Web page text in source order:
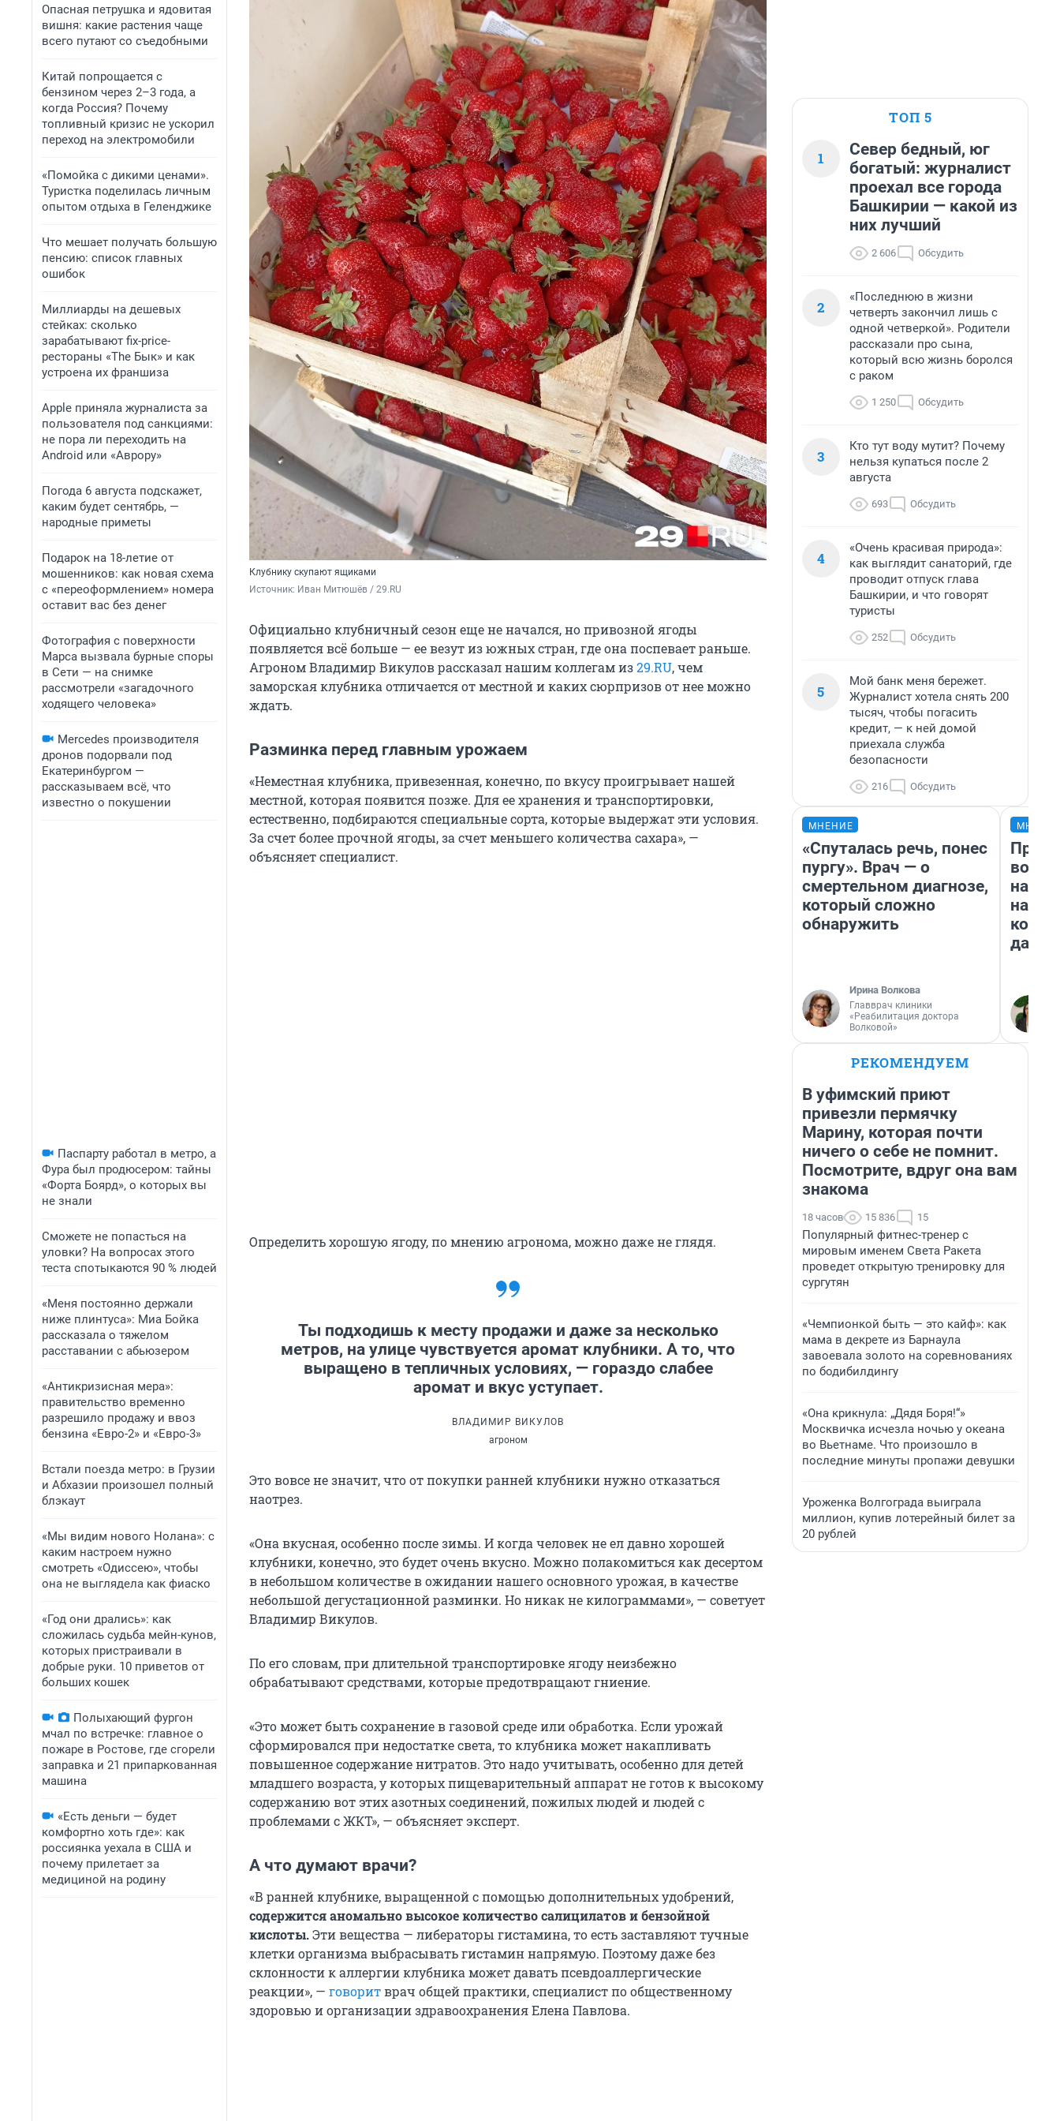
Опасная петрушка и ядовитая
вишня: какие растения чаще
всего путают со съедобными
Китай попрощается с
бензином через 2–3 года, а
когда Россия? Почему
топливный кризис не ускорил
переход на электромобили
«Помойка с дикими ценами».
Туристка поделилась личным
опытом отдыха в Геленджике
Что мешает получать большую
пенсию: список главных
ошибок
Миллиарды на дешевых
стейках: сколько
зарабатывают fix-price-
рестораны «The Бык» и как
устроена их франшиза
Apple приняла журналиста за
пользователя под санкциями:
не пора ли переходить на
Android или «Аврору»
Погода 6 августа подскажет,
каким будет сентябрь, —
народные приметы
Подарок на 18-летие от
мошенников: как новая схема
с «переоформлением» номера
оставит вас без денег
Фотография с поверхности
Марса вызвала бурные споры
в Сети — на снимке
рассмотрели «загадочного
ходящего человека»
Mercedes производителя
дронов подорвали под
Екатеринбургом —
рассказываем всё, что
известно о покушении
Паспарту работал в метро, а
Фура был продюсером: тайны
«Форта Боярд», о которых вы
не знали
Сможете не попасться на
уловки? На вопросах этого
теста спотыкаются 90 % людей
«Меня постоянно держали
ниже плинтуса»: Миа Бойка
рассказала о тяжелом
расставании с абьюзером
«Антикризисная мера»:
правительство временно
разрешило продажу и ввоз
бензина «Евро-2» и «Евро-3»
Встали поезда метро: в Грузии
и Абхазии произошел полный
блэкаут
«Мы видим нового Нолана»: с
каким настроем нужно
смотреть «Одиссею», чтобы
она не выглядела как фиаско
«Год они дрались»: как
сложилась судьба мейн-кунов,
которых пристраивали в
добрые руки. 10 приветов от
больших кошек
Полыхающий фургон
мчал по встречке: главное о
пожаре в Ростове, где сгорели
заправка и 21 припаркованная
машина
«Есть деньги — будет
комфортно хоть где»: как
россиянка уехала в США и
почему прилетает за
медициной на родину
Клубнику скупают ящиками
Источник: Иван Митюшёв / 29.RU
Официально клубничный сезон еще не начался, но привозной ягоды
появляется всё больше — ее везут из южных стран, где она поспевает раньше.
Агроном Владимир Викулов рассказал нашим коллегам из29.RU, чем
заморская клубника отличается от местной и каких сюрпризов от нее можно
ждать.
Разминка перед главным урожаем
«Неместная клубника, привезенная, конечно, по вкусу проигрывает нашей
местной, которая появится позже. Для ее хранения и транспортировки,
естественно, подбираются специальные сорта, которые выдержат эти условия.
За счет более прочной ягоды, за счет меньшего количества сахара», —
объясняет специалист.
Определить хорошую ягоду, по мнению агронома, можно даже не глядя.
Ты подходишь к месту продажи и даже за несколько
метров, на улице чувствуется аромат клубники. А то, что
выращено в тепличных условиях, — гораздо слабее
аромат и вкус уступает.
ВЛАДИМИР ВИКУЛОВ
агроном
Это вовсе не значит, что от покупки ранней клубники нужно отказаться
наотрез.
«Она вкусная, особенно после зимы. И когда человек не ел давно хорошей
клубники, конечно, это будет очень вкусно. Можно полакомиться как десертом
в небольшом количестве в ожидании нашего основного урожая, в качестве
небольшой дегустационной разминки. Но никак не килограммами», — советует
Владимир Викулов.
По его словам, при длительной транспортировке ягоду неизбежно
обрабатывают средствами, которые предотвращают гниение.
«Это может быть сохранение в газовой среде или обработка. Если урожай
сформировался при недостатке света, то клубника может накапливать
повышенное содержание нитратов. Это надо учитывать, особенно для детей
младшего возраста, у которых пищеварительный аппарат не готов к высокому
содержанию вот этих азотных соединений, пожилых людей и людей с
проблемами с ЖКТ», — объясняет эксперт.
А что думают врачи?
«В ранней клубнике, выращенной с помощью дополнительных удобрений,
содержится аномально высокое количество салицилатов и бензойной
кислоты.Эти вещества — либераторы гистамина, то есть заставляют тучные
клетки организма выбрасывать гистамин напрямую. Поэтому даже без
склонности к аллергии клубника может давать псевдоаллергические
реакции», — говоритврач общей практики, специалист по общественному
здоровью и организации здравоохранения Елена Павлова.
ТОП 5
1
Север бедный, юг
богатый: журналист
проехал все города
Башкирии — какой из
них лучший
2 606 Обсудить
2
«Последнюю в жизни
четверть закончил лишь с
одной четверкой». Родители
рассказали про сына,
который всю жизнь боролся
с раком
1 250 Обсудить
3
Кто тут воду мутит? Почему
нельзя купаться после 2
августа
693 Обсудить
4
«Очень красивая природа»:
как выглядит санаторий, где
проводит отпуск глава
Башкирии, и что говорят
туристы
252 Обсудить
5
Мой банк меня бережет.
Журналист хотела снять 200
тысяч, чтобы погасить
кредит, — к ней домой
приехала служба
безопасности
216 Обсудить
МНЕНИЕ
«Спуталась речь, понес
пургу». Врач — о
смертельном диагнозе,
который сложно
обнаружить
Ирина Волкова
Главврач клиники
«Реабилитация доктора
Волковой»
нам
даже
РЕКОМЕНДУЕМ
В уфимский приют
привезли пермячку
Марину, которая почти
ничего о себе не помнит.
Посмотрите, вдруг она вам
знакома
18 часов 15 836 15
Популярный фитнес-тренер с
мировым именем Света Ракета
проведет открытую тренировку для
сургутян
«Чемпионкой быть — это кайф»: как
мама в декрете из Барнаула
завоевала золото на соревнованиях
по бодибилдингу
«Она крикнула: „Дядя Боря!“»
Москвичка исчезла ночью у океана
во Вьетнаме. Что произошло в
последние минуты пропажи девушки
Уроженка Волгограда выиграла
миллион, купив лотерейный билет за
20 рублей